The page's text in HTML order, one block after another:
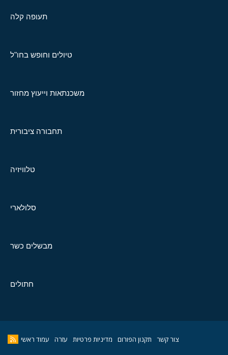
תעופה קלה
טיולים וחופש בחו"ל
משכנתאות וייעוץ מחזור
תחבורה ציבורית
טלוויזיה
סלולארי
מבשלים כשר
חתולים
צור קשר תקנון הפורום מדיניות פרטיות עזרה עמוד ראשי